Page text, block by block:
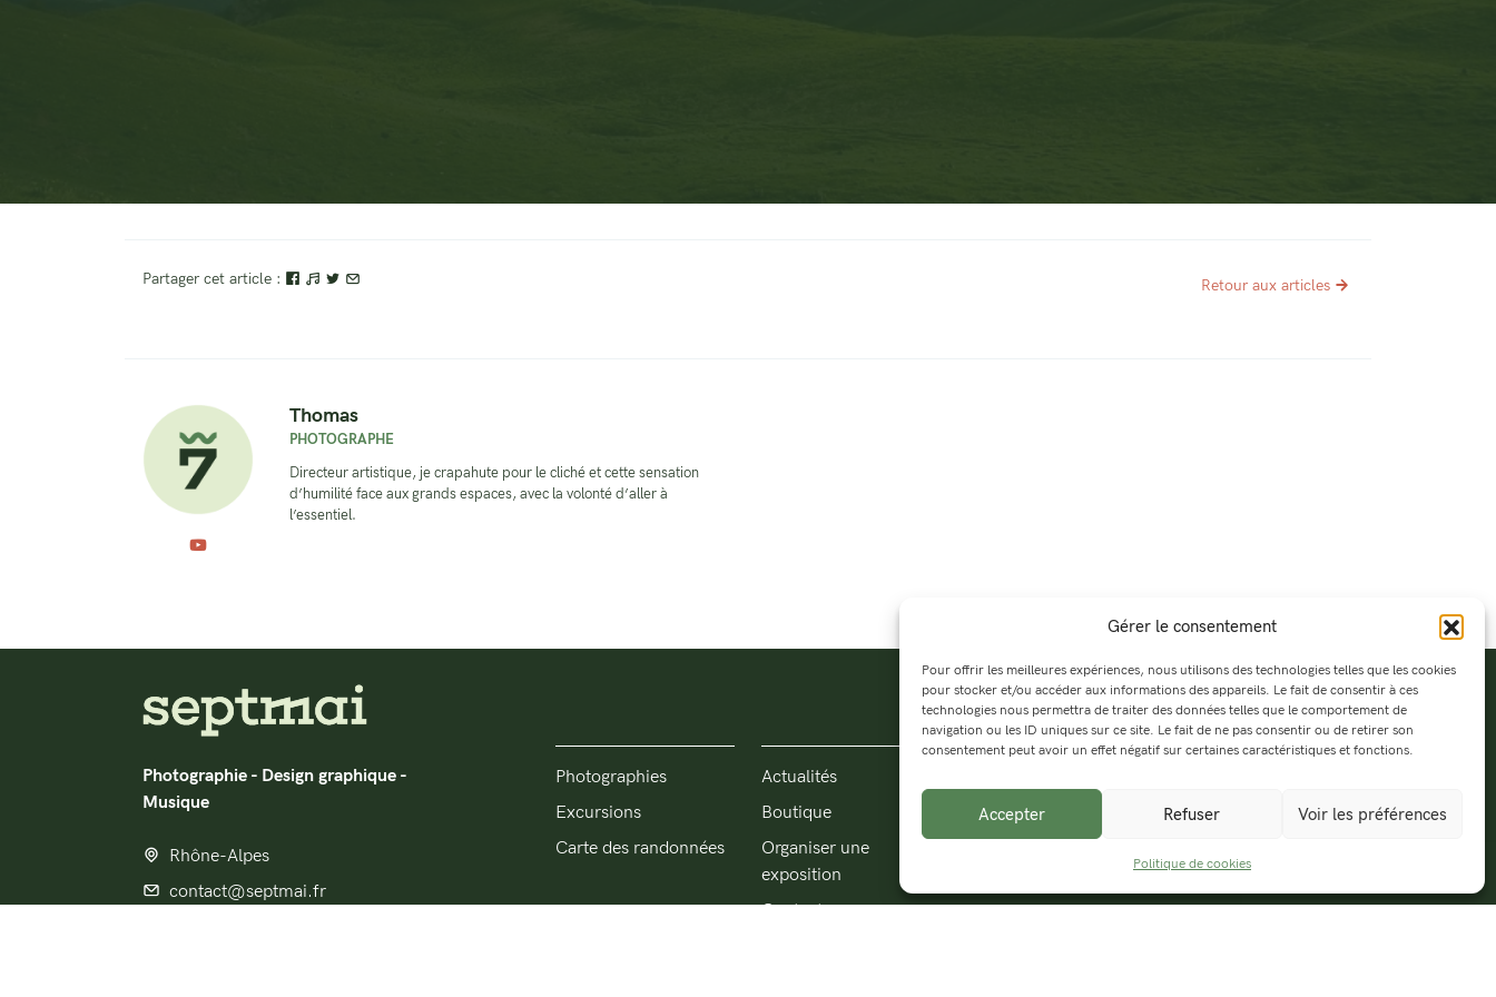
Gérer le consentement
Pour offrir les meilleures expériences, nous utilisons des technologies telles que les cookies
pour stocker et/ou accéder aux informations des appareils. Le fait de consentir à ces
technologies nous permettra de traiter des données telles que le comportement de
navigation ou les ID uniques sur ce site. Le fait de ne pas consentir ou de retirer son
consentement peut avoir un effet négatif sur certaines caractéristiques et fonctions.
Accepter Refuser Voir les préférences
Politique de cookies
Partager cet article : Retour aux articles
Thomas
PHOTOGRAPHE
Directeur artistique, je crapahute pour le cliché et cette sensation
d’humilité face aux grands espaces, avec la volonté d’aller à
l’essentiel.
Photographie - Design graphique -
Musique
Rhône-Alpes
contact@septmai.fr
Photographies
Excursions
Carte des randonnées
Actualités
Boutique
Organiser une
exposition
Contact
Aussi à l’aise derrière l’écran que sur les chemins
de randos, je m’inspire de ce qui m’entoure pour
créer, via mes médiums préférés : photographie,